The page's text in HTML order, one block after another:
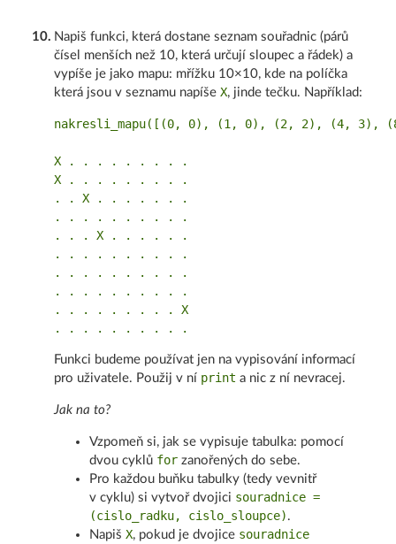
10. Napiš funkci, která dostane seznam souřadnic (párů
čísel menších než 10, která určují sloupec a řádek) a
vypíše je jako mapu: mřížku 10×10, kde na políčka
která jsou v seznamu napíšeX, jinde tečku. Například:
nakresli_mapu([(0, 0), (1, 0), (2, 2), (4, 3),
X . . . . . . . . .
X . . . . . . . . .
. . X . . . . . . .
. . . . . . . . . .
. . . X . . . . . .
. . . . . . . . . .
. . . . . . . . . .
. . . . . . . . . .
. . . . . . . . . X
Funkci budeme používat jen na vypisování informací
pro uživatele. Použij v ní print a nic z ní nevracej.
Jak na to?
Vzpomeň si, jak se vypisuje tabulka: pomocí
dvou cyklů for zanořených do sebe.
Pro každou buňku tabulky (tedy vevnitř
v cyklu) si vytvoř dvojici souradnice =
(cislo_radku, cislo_sloupce) .
NapišX, pokud je dvojice souradnice